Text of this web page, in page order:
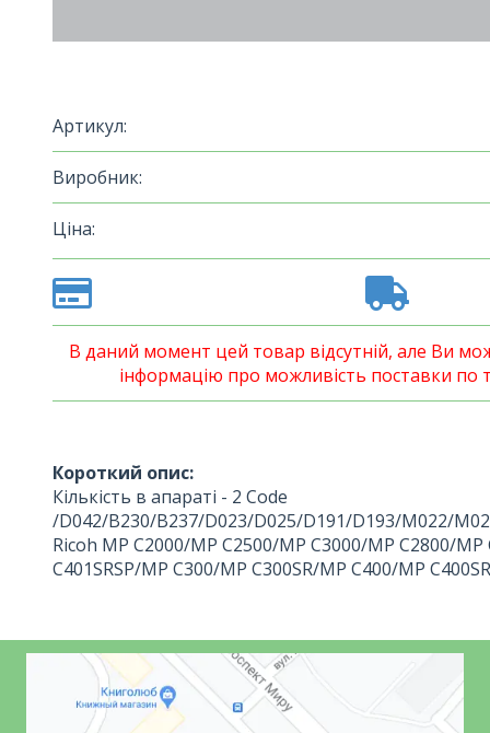
Артикул:
Виробник:
Ціна:
В даний момент цей товар відсутній, але Ви
інформацію про можливість поставки по
Короткий опис:
Кількість в апараті - 2 Code
/D042/B230/B237/D023/D025/D191/D193/M022/
Ricoh MP C2000/MP C2500/MP C3000/MP C2800/
C401SRSP/MP C300/MP C300SR/MP C400/MP